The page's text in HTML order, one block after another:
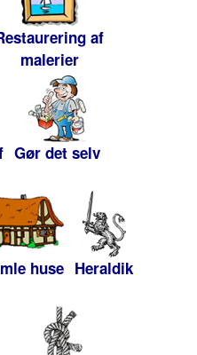
af
malerier
Gør det selv
huse Heraldik